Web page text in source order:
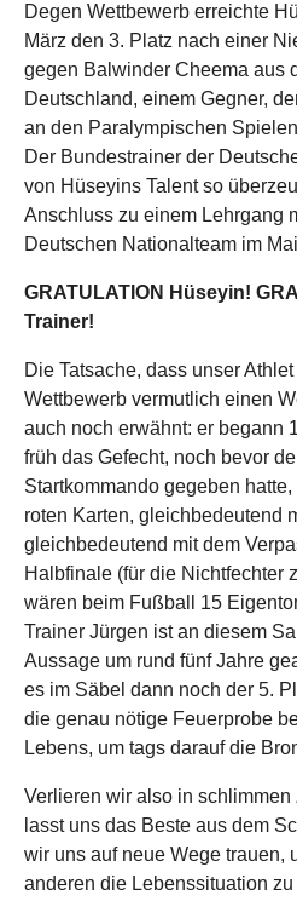
Degen Wettbewerb erreichte
März den 3. Platz nach einer
gegen Balwinder Cheema aus
Deutschland, einem Gegner,
an den Paralympischen
Der Bundestrainer der
von Hüseyins Talent so
Anschluss zu einem Lehrgang
Deutschen Nationalteam im
GRATULATION Hüseyin!
Trainer!
Die Tatsache, dass unser
Wettbewerb vermutlich einen
auch noch erwähnt: er begann
früh das Gefecht, noch bevor
Startkommando gegeben
roten Karten, gleichbedeutend
gleichbedeutend mit dem
Halbfinale (für die Nichtfechter
wären beim Fußball 15
Trainer Jürgen ist an diesem
Aussage um rund fünf Jahre
es im Säbel dann noch der 5.
die genau nötige Feuerprobe
Lebens, um tags darauf die
Verlieren wir also in
lasst uns das Beste aus dem
wir uns auf neue Wege trauen,
anderen die Lebenssituation